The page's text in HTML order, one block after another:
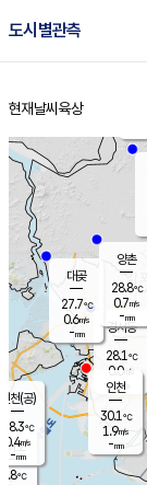
도시별관측
홈
현재날씨 육상
의도
℃
경서동
28.1℃
0.0m/s
-mm
대곶
27.7℃
0.6m/s
-mm
양촌
28.8℃
0.7m/s
-mm
인천(공)
28.3℃
0.4m/s
-mm
인천
30.1℃
1.9m/s
-mm